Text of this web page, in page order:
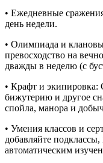
• Ежедневные
день недели.
• Олимпиада и
превосходство на
дважды в неделю (с
• Крафт и экипировка:
бижутерию и другое
спойла, манора и
• Умения классов и
добавляйте
автоматическим